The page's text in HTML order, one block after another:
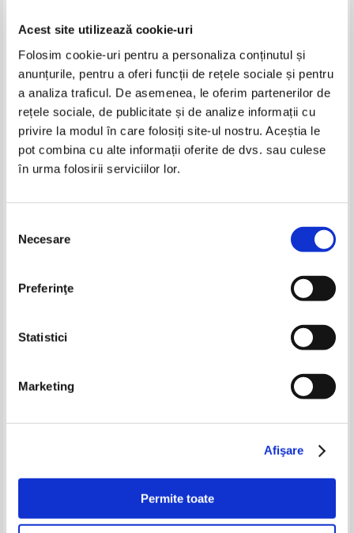
Acest site utilizează cookie-uri
Folosim cookie-uri pentru a personaliza conținutul și
anunțurile, pentru a oferi funcții de rețele sociale și pentru
a analiza traficul. De asemenea, le oferim partenerilor de
rețele sociale, de publicitate și de analize informații cu
privire la modul în care folosiți site-ul nostru. Aceștia le
pot combina cu alte informații oferite de dvs. sau culese
în urma folosirii serviciilor lor.
consimțământului
Necesare
Preferinţe
Statistici
Marketing
Afişare
Permite toate
Arnaldo Alberti - Romania
Pret: 70,00Lei 45,50
Adaugă în coș
Lya Benjamin - Evreii din
Romania in texte istoriografice
Pret: 65,00Lei 45,50 Lei
Adaugă în coș
Pret:
Romaniei. Regina care a iubit
Lei
-35%